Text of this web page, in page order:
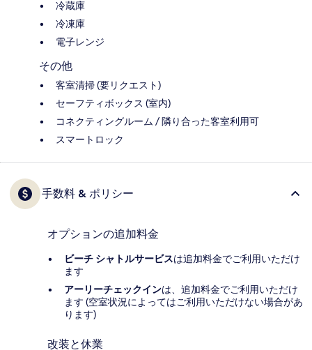
冷蔵庫
冷凍庫
電子レンジ
その他
客室清掃 (要リクエスト)
セーフティボックス (室内)
コネクティングルーム / 隣り合った客室利用可
スマートロック
手数料 & ポリシー
オプションの追加料金
ビーチ シャトルサービスは追加料金でご利用いただけ
ます
アーリーチェックインは、追加料金でご利用いただけ
ます (空室状況によってはご利用いただけない場合があ
ります)
改装と休業